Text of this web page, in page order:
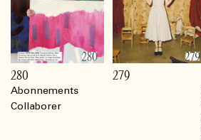
Abonnements
Collaborer
280 279